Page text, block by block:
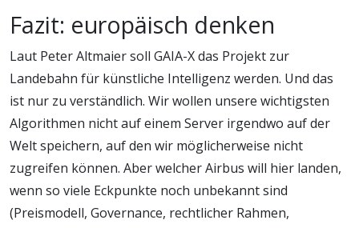
Fazit: europäisch denken
Laut Peter Altmaier soll GAIA-X das Projekt zur
Landebahn für künstliche Intelligenz werden. Und das
ist nur zu verständlich. Wir wollen unsere wichtigsten
Algorithmen nicht auf einem Server irgendwo auf der
Welt speichern, auf den wir möglicherweise nicht
zugreifen können. Aber welcher Airbus will hier landen,
wenn so viele Eckpunkte noch unbekannt sind
(Preismodell, Governance, rechtlicher Rahmen,